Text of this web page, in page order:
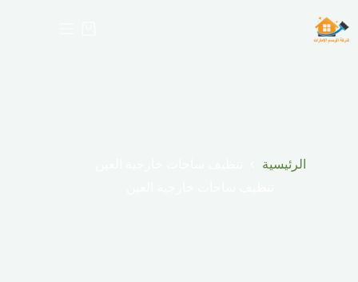
إلى
المحتوى
الرئيسية